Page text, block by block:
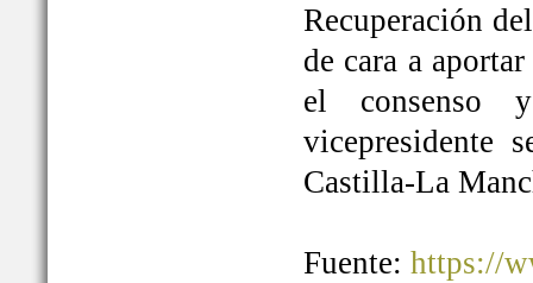
Recuperación
de cara a
el consenso
vicepresidente
Castilla-La
Fuente: https://